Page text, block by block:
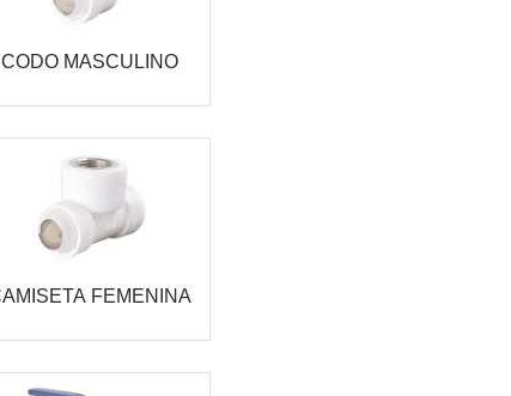
CODO MASCULINO
FEMENINA